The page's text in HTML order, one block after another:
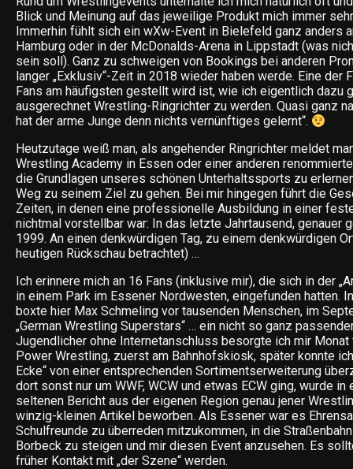
Blick und Meinung auf das jeweilige Produkt mich immer
Immerhin fühlt sich ein wXw-Event in Bielefeld ganz anders
Hamburg oder in der McDonalds-Arena in Lippstadt (was
sein soll). Ganz zu schweigen von Bookings bei anderen
langer „Exklusiv“-Zeit in 2018 wieder haben werde. Eine der
Fans am häufigsten gestellt wird ist, wie ich eigentlich dazu
ausgerechnet Wrestling-Ringrichter zu werden. Quasi ganz
hat der arme Junge denn nichts vernünftiges gelernt“.
Heutzutage weiß man, als angehender Ringrichter meldet
Wrestling Academy in Essen oder einer anderen
die Grundlagen unseres schönen Unterhaltssports zu
Weg zu seinem Ziel zu gehen. Bei mir hingegen führt die
Zeiten, in denen eine professionelle Ausbildung in einer
nichtmal vorstellbar war: In das letzte Jahrtausend, genauer
1999. An einen denkwürdigen Tag, zu einem denkwürdigen
heutigen Rückschau betrachtet) …
Ich erinnere mich an 16 Fans (inklusive mir), die sich in der
in einem Park im Essener Nordwesten, eingefunden hatten.
boxte hier Max Schmeling vor tausenden Menschen, im
„German Wrestling Superstars“ … ein nicht so ganz
Jugendlicher ohne Internetanschluss besorgte ich mir
Power Wrestling, zuerst am Bahnhofskiosk, später konnte
Ecke“ von einer entsprechenden Sortimentserweiterung
dort sonst nur um WWF, WCW und etwas ECW ging, wurde in
seltenen Bericht aus der eigenen Region genau jener
winzig-kleinen Artikel beworben. Als Essener war es
Schulfreunde zu überreden mitzukommen, in die
Borbeck zu steigen und mir diesen Event anzusehen. Es
früher Kontakt mit „der Szene“ werden.